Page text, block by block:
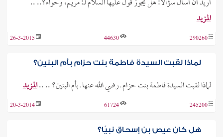
المزيد
290260
44630
26-3-2015
لماذا لقبت السيدة فاطمة بنت حزام بأم البنين؟
لماذا لقبت السيدة فاطمة بنت حزام ـ رضي الله عنها ـ بأم البنين؟ .. ..المزيد
245200
61724
20-3-2014
هل كان عيص بن إسحاق نبيًا؟